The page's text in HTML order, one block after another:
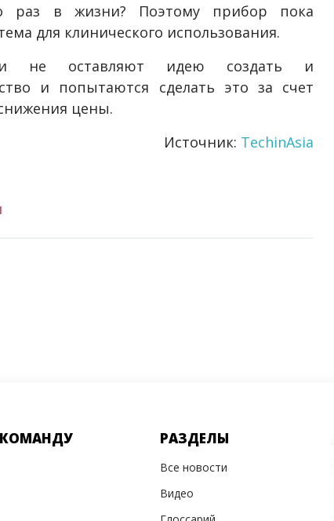
раз в жизни? Поэтому прибор пока
для клинического использования.
не оставляют идею создать и
и попытаются сделать это за счет
цены.
Источник: TechinAsia
РАЗДЕЛЫ
Все новости
Видео